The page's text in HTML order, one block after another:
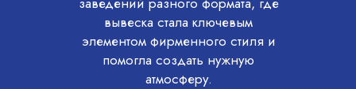
вывеска стала ключевым
элементом фирменного стиля и
помогла создать нужную
атмосферу.